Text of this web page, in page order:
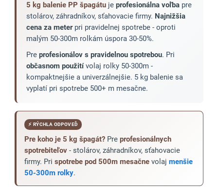
5 kg balenie PP špagátu je profesionálna voľba pre
stolárov, záhradníkov, sťahovacie firmy. Najnižšia
cena za meterpri pravidelnej spotrebe - oproti
malým 50-300m rolkám úspora 30-50%.
Pre profesionálov s pravidelnou spotrebou. Pri
občasnom použitívolaj rolky 50-300m -
kompaktnejšie a univerzálnejšie. 5 kg balenie sa
vyplatí pri spotrebe 500+ m mesačne.
⚡ RÝCHLA ODPOVEĎ
Pre koho je 5 kg špagát? Pre profesionálnych
spotrebiteľov - stolárov, záhradníkov, sťahovacie
firmy. Pri spotrebe pod 500m mesačne volaj menšie
50-300m rolky.